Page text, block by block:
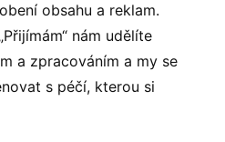
). 3D prvky díky svému
stabilní a bezpečné.
si našel cestu k dětem díky
s dalšími herními
přidanou hodnotou.
obsahu a reklam.
nám udělíte
a zpracováním a my se
s péčí, kterou si